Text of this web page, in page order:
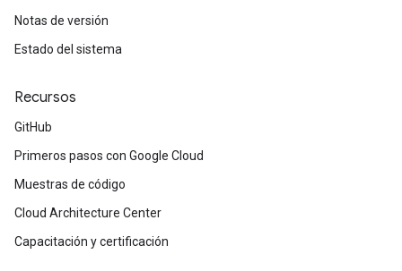
Notas de versión
Estado del sistema
Recursos
GitHub
Primeros pasos con Google Cloud
Muestras de código
Cloud Architecture Center
Capacitación y certificación